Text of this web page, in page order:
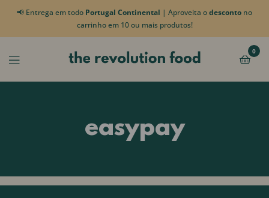
📢 Entrega em todo Portugal Continental | Aproveita odesconto no
carrinho em 10 ou mais produtos!
0
easypay